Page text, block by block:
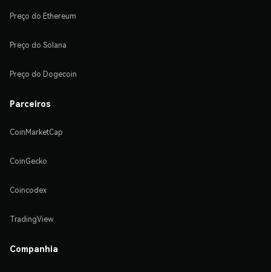
Preço do Ethereum
Preço do Solana
Preço do Dogecoin
Parceiros
CoinMarketCap
CoinGecko
Coincodex
TradingView
Companhia